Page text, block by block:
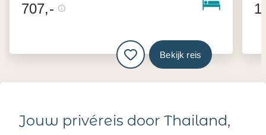
707,-
Bekijk reis
Jouw privéreis door Thailand,